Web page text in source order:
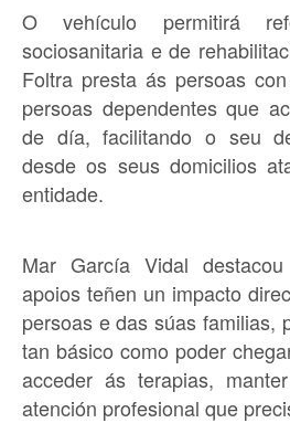
O vehículo permitirá
sociosanitaria e de
Foltra presta ás persoas
persoas dependentes que
de día, facilitando o seu
desde os seus domicilios
entidade.
Mar García Vidal
apoios teñen un impacto
persoas e das súas familias,
tan básico como poder
acceder ás terapias,
atención profesional que